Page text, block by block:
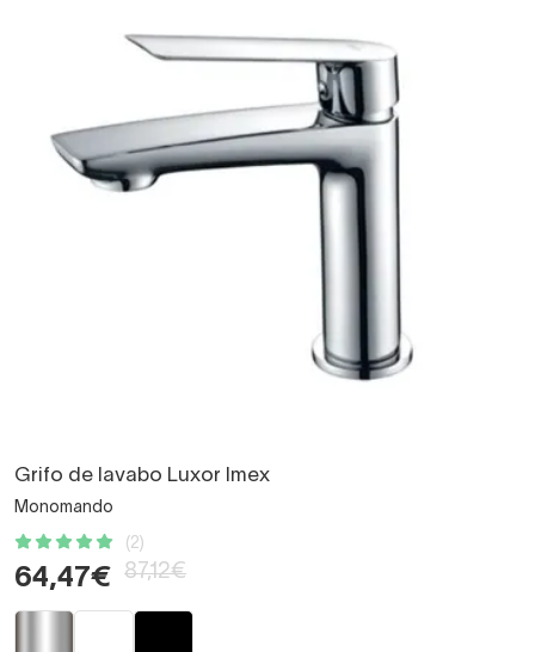
Grifo de lavabo Luxor Imex
Monomando
(2)
64,47€ 87,12€